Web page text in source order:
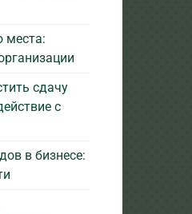
места:
сдачу
с
в бизнесе: